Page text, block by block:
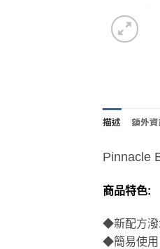
描述 額外
Pinnacle
商品特色:
◆新配方潑
◆簡易使用